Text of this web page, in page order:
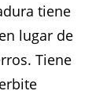
tiene
lugar de
Tiene